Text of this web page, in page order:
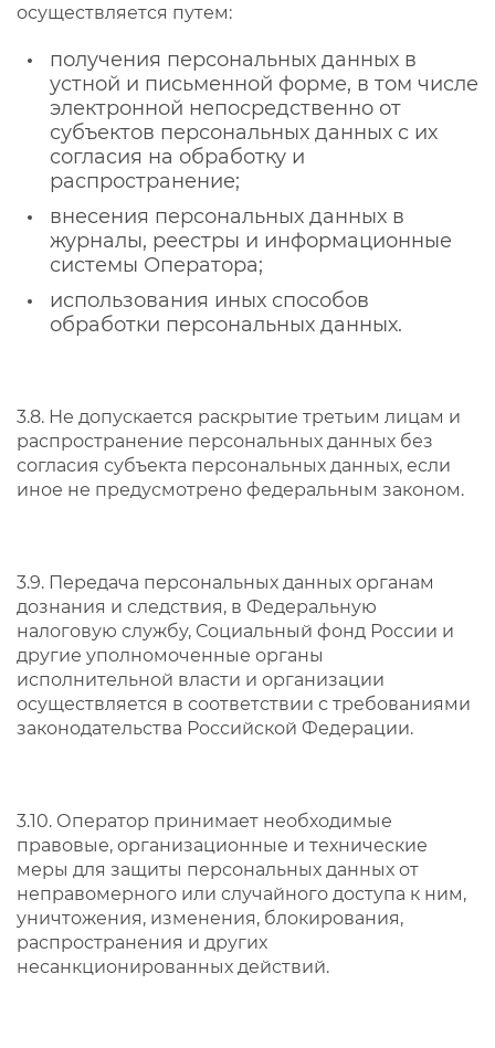
осуществляется путем:
получения персональных данных в
устной и письменной форме, в том числе
электронной непосредственно от
субъектов персональных данных с их
согласия на обработку и
распространение;
внесения персональных данных в
журналы, реестры и информационные
системы Оператора;
использования иных способов
обработки персональных данных.
3.8. Не допускается раскрытие третьим лицам и
распространение персональных данных без
согласия субъекта персональных данных, если
иное не предусмотрено федеральным законом.
3.9. Передача персональных данных органам
дознания и следствия, в Федеральную
налоговую службу, Социальный фонд России и
другие уполномоченные органы
исполнительной власти и организации
осуществляется в соответствии с требованиями
законодательства Российской Федерации.
3.10. Оператор принимает необходимые
правовые, организационные и технические
меры для защиты персональных данных от
неправомерного или случайного доступа к ним,
уничтожения, изменения, блокирования,
распространения и других
несанкционированных действий.